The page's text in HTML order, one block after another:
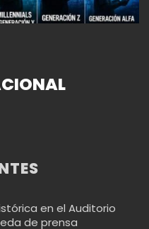
en el Auditorio
de prensa